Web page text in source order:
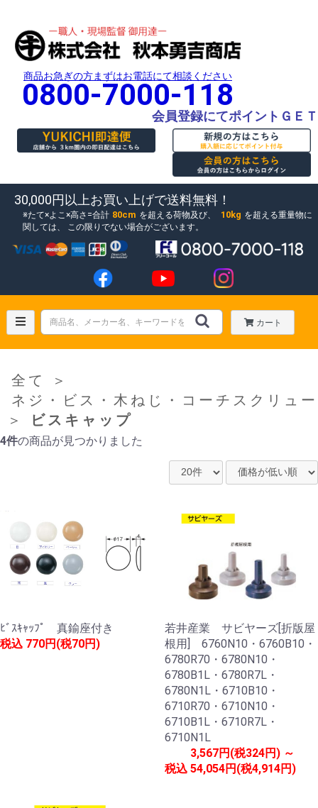
商品お急ぎの方まずはお電話にて相談ください
0800-7000-118
会員登録にてポイントＧＥＴ
30,000円以上お買い上げで送料無料！
たて×よこ×高さ=合計 80cm を超える荷物及び、 10kg を超える重量物に
関しては、
この限りでない場合がございます。
カート
全て
＞
ネジ・ビス・木ねじ・コーチスクリュ
＞
ビスキャップ
4件の商品が見つかりました
ﾋﾞｽｷｬｯﾌﾟ 真鍮座付き
税込 770円(税70円)
若井産業 サビヤーズ[折版屋
根用] 6760N10・6760B10・
6780R70・6780N10・
6780B1L・6780R7L・
6780N1L・6710B10・
6710R70・6710N10・
6710B1L・6710R7L・
6710N1L
税込
3,567円(税324円) ～
54,054円(税4,914円)